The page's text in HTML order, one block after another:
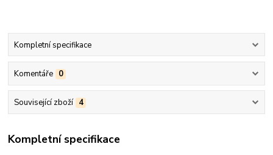
Kompletní specifikace
Komentáře 0
Související zboží 4
Kompletní specifikace